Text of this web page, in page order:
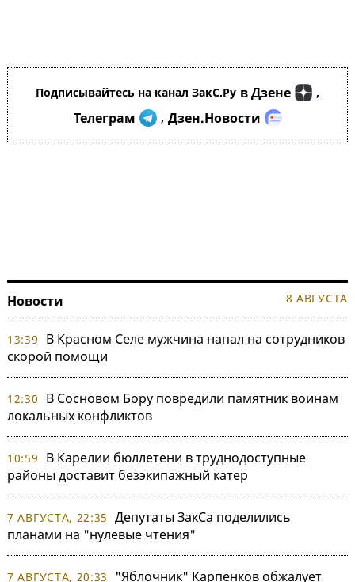
Подписывайтесь на канал ЗакС.Ру в Дзене ,
Телеграм , Дзен.Новости
Новости 8 АВГУСТА
13:39
В Красном Селе мужчина напал на сотрудников
скорой помощи
12:30
В Сосновом Бору повредили памятник воинам
локальных конфликтов
10:59
В Карелии бюллетени в труднодоступные
районы доставит безэкипажный катер
7 АВГУСТА, 22:35 Депутаты ЗакСа поделились
планами на "нулевые чтения"
7 АВГУСТА, 20:33
"Яблочник" Карпенков обжалует